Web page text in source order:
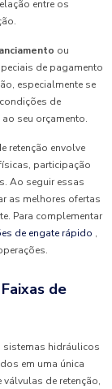
entre os
ou
de pagamento
especialmente se
de
seu orçamento.
retenção envolve
participação
Ao seguir essas
as melhores ofertas
Para complementar
de engate rápido ,
de
sistemas hidráulicos
em uma única
de retenção,